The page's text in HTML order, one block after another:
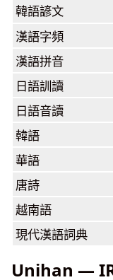
韓語諺文
漢語字頻
漢語拼音
日語訓讀
日語音讀
韓語
華語
唐詩
越南語
現代漢語詞典
Unihan —